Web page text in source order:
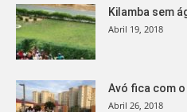
Kilamba sem
Abril 19, 2018
Avó fica com
Abril 26, 2018